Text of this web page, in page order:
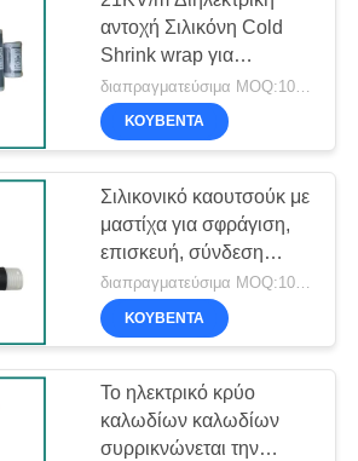
αντοχή Σιλικόνη Cold
Shrink wrap για
τερματισμό καλωδίου
ΚΟΥΒΈΝΤΑ
Σιλικονικό καουτσούκ με
μαστίχα για σφράγιση,
επισκευή, σύνδεση
καλωδίων
διαπραγματεύσιμα MOQ:1000 PC
ΚΟΥΒΈΝΤΑ
Το ηλεκτρικό κρύο
καλωδίων καλωδίων
συρρικνώνεται την